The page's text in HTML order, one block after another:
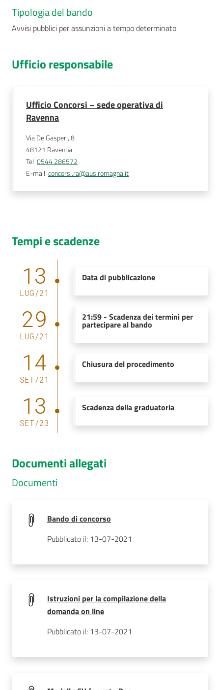
Tipologia del bando
Avvisi pubblici per assunzioni a tempo determinato
Ufficio responsabile
Ufficio Concorsi – sede operativa di
Ravenna
Via De Gasperi, 8
48121 Ravenna
Tel 0544 286572
E-mail concorsi.ra@auslromagna.it
Tempi e scadenze
13
LUG/21
Data di pubblicazione
29
LUG/21
21:59- Scadenza dei termini per
partecipare al bando
14
SET/21
Chiusura del procedimento
13
SET/23
Scadenza della graduatoria
Documenti allegati
Documenti
Bando di concorso
Pubblicato il: 13-07-2021
Istruzioni per la compilazione della
domanda on line
Pubblicato il: 13-07-2021